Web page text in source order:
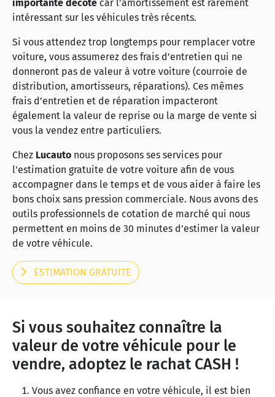
importante décote car l'amortissement est rarement
intéressant sur les véhicules très récents.
Si vous attendez trop longtemps pour remplacer votre
voiture, vous assumerez des frais d’entretien qui ne
donneront pas de valeur à votre voiture (courroie de
distribution, amortisseurs, réparations). Ces mêmes
frais d’entretien et de réparation impacteront
également la valeur de reprise ou la marge de vente si
vous la vendez entre particuliers.
Chez Lucauto nous proposons ses services pour
l'estimation gratuite de votre voiture afin de vous
accompagner dans le temps et de vous aider à faire les
bons choix sans pression commerciale. Nous avons des
outils professionnels de cotation de marché qui nous
permettent en moins de 30 minutes d’estimer la valeur
de votre véhicule.
ESTIMATION GRATUITE
Si vous souhaitez connaître la
valeur de votre véhicule pour le
vendre, adoptez le rachat CASH !
Vous avez confiance en votre véhicule, il est bien